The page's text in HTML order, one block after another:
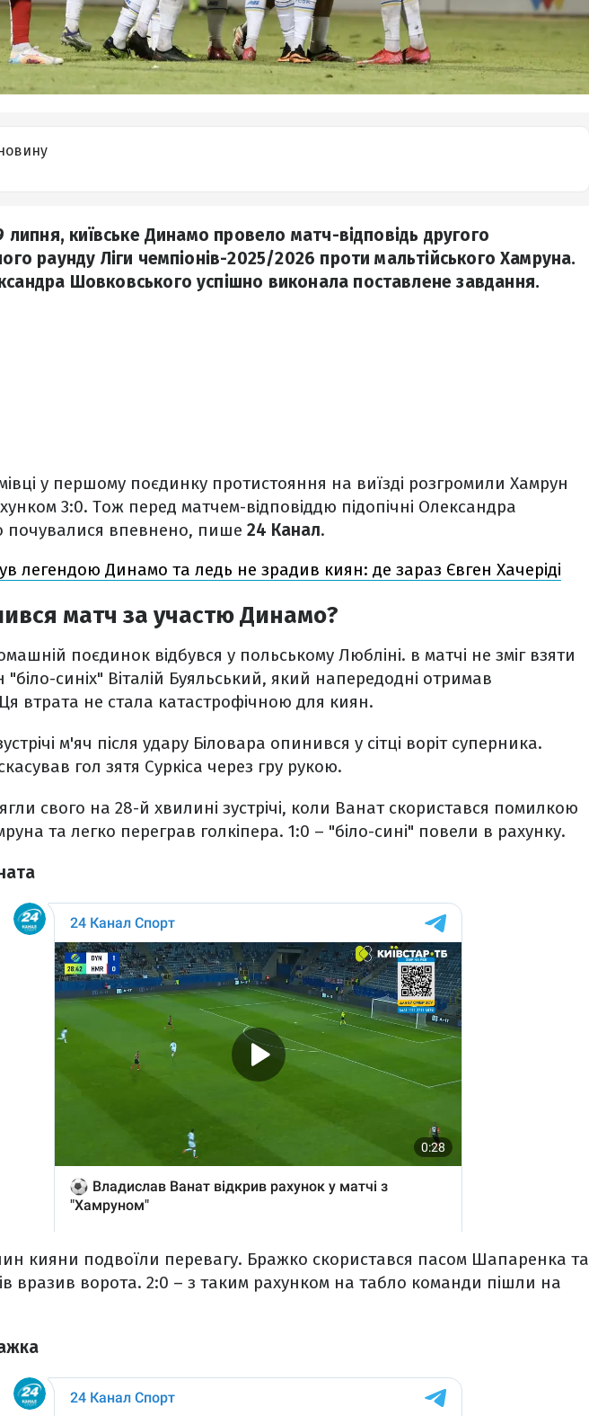
липня, київське Динамо провело матч-відповідь другого
раунду Ліги чемпіонів-2025/2026 проти мальтійського Хамруна.
Шовковського успішно виконала поставлене завдання.
у першому поєдинку протистояння на виїзді розгромили Хамрун
3:0. Тож перед матчем-відповіддю підопічні Олександра
почувалися впевнено, пише 24 Канал.
легендою Динамо та ледь не зрадив киян: де зараз Євген Хачеріді
матч за участю Динамо?
поєдинок відбувся у польському Любліні. в матчі не зміг взяти
"біло-синіх" Віталій Буяльський, який напередодні отримав
втрата не стала катастрофічною для киян.
м'яч після удару Біловара опинився у сітці воріт суперника.
гол зятя Суркіса через гру рукою.
свого на 28-й хвилині зустрічі, коли Ванат скористався помилкою
та легко переграв голкіпера. 1:0 – "біло-сині" повели в рахунку.
кияни подвоїли перевагу. Бражко скористався пасом Шапаренка та
вразив ворота. 2:0 – з таким рахунком на табло команди пішли на